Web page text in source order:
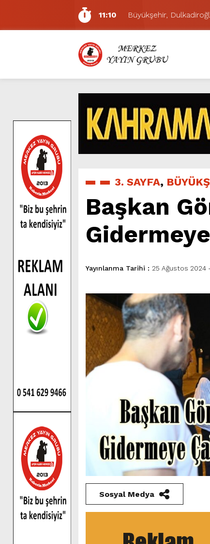
11:10
Büyükşehir,
5:17
Uluslararası Bisiklet
5:15
Büyükşehir, Gazneliler
6:54
Büyükşehir,
6:53
Büyükşehir’den
6:50
Geleneksel Ağustos
6:48
Tevfik Kadıoğlu
10:21
Dedublüman
16:31
Yeşilçam’ın Efsanesi
11:14
Pazarcık’ta Yollar
3. SAYFA,
Başkan
Yayınlanma Tarihi : 25 Ağustos 2024
Sosyal Medya